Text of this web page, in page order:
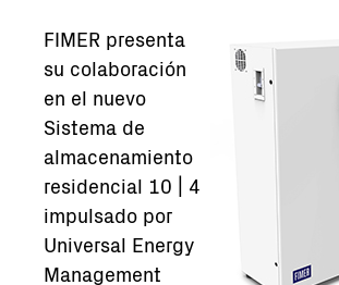
FIMER presenta
su colaboración
en el nuevo
Sistema de
almacenamiento
residencial 10 | 4
impulsado por
Universal Energy
Management